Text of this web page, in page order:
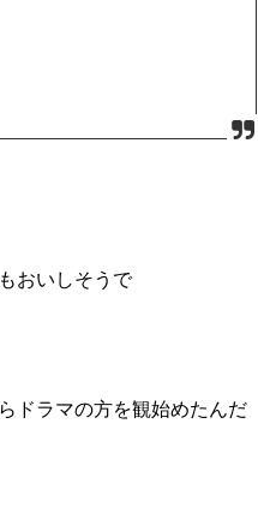
おいしそうで
ドラマの方を観始めたんだ